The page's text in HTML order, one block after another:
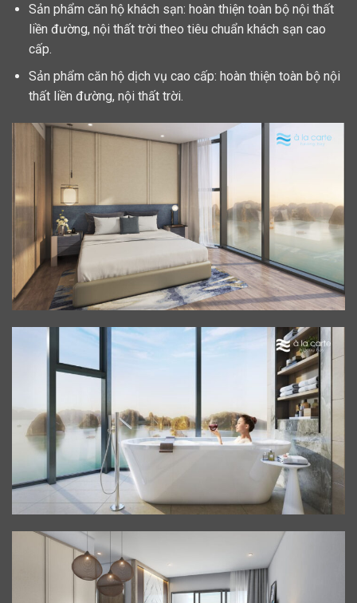
Sản phẩm căn hộ khách sạn: hoàn thiện toàn bộ nội thất
liền đường, nội thất trời theo tiêu chuẩn khách sạn cao
cấp.
Sản phẩm căn hộ dịch vụ cao cấp: hoàn thiện toàn bộ nội
thất liền đường, nội thất trời.